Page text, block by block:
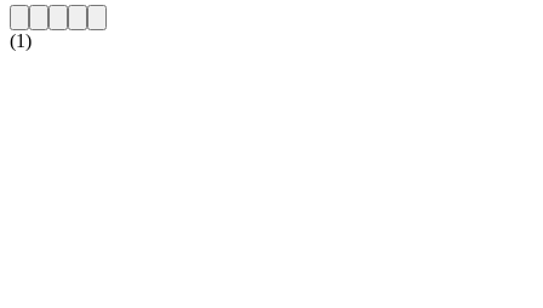
(1)